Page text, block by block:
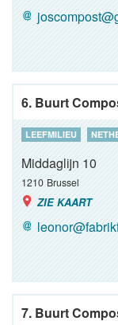
6. Buurt
LEEFMILIEU
Middaglijn 10
1210 Brussel
ZIE KAART
7. Buurt